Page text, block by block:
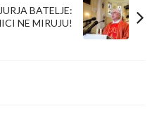
BATELJE:
NE MIRUJU!